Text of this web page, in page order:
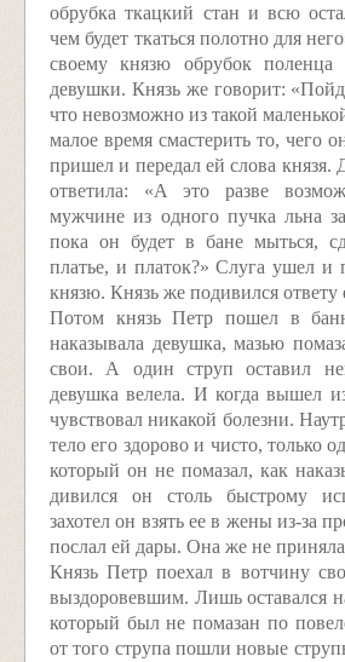
обрубка ткацкий стан и всю
чем будет ткаться полотно для
своему князю обрубок поленца
девушки. Князь же говорит:
что невозможно из такой
малое время смастерить то, чего
пришел и передал ей слова князя.
ответила: «А это разве
мужчине из одного пучка льна
пока он будет в бане мыться,
платье, и платок?» Слуга ушел и
князю. Князь же подивился ответу
Потом князь Петр пошел в
наказывала девушка, мазью
свои. А один струп оставил
девушка велела. И когда вышел
чувствовал никакой болезни.
тело его здорово и чисто, только
который он не помазал, как
дивился он столь быстрому
захотел он взять ее в жены из-за
послал ей дары. Она же не
Князь Петр поехал в вотчину
выздоровевшим. Лишь оставался
который был не помазан по
от того струпа пошли новые